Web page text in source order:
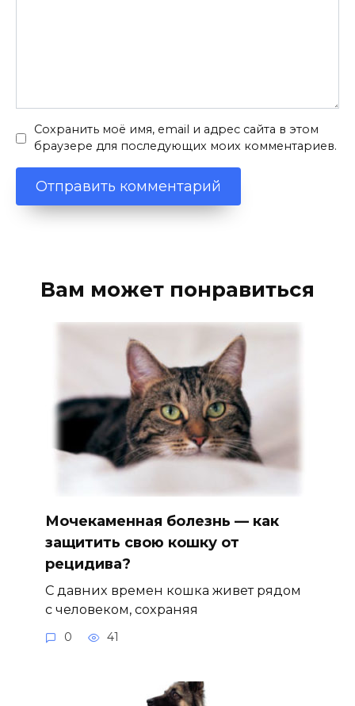
Сохранить моё имя, email и адрес сайта в этом
браузере для последующих моих комментариев.
Вам может понравиться
Мочекаменная болезнь — как
защитить свою кошку от
рецидива?
C давних времен кошка живет рядом
с человеком, сохраняя
0 41